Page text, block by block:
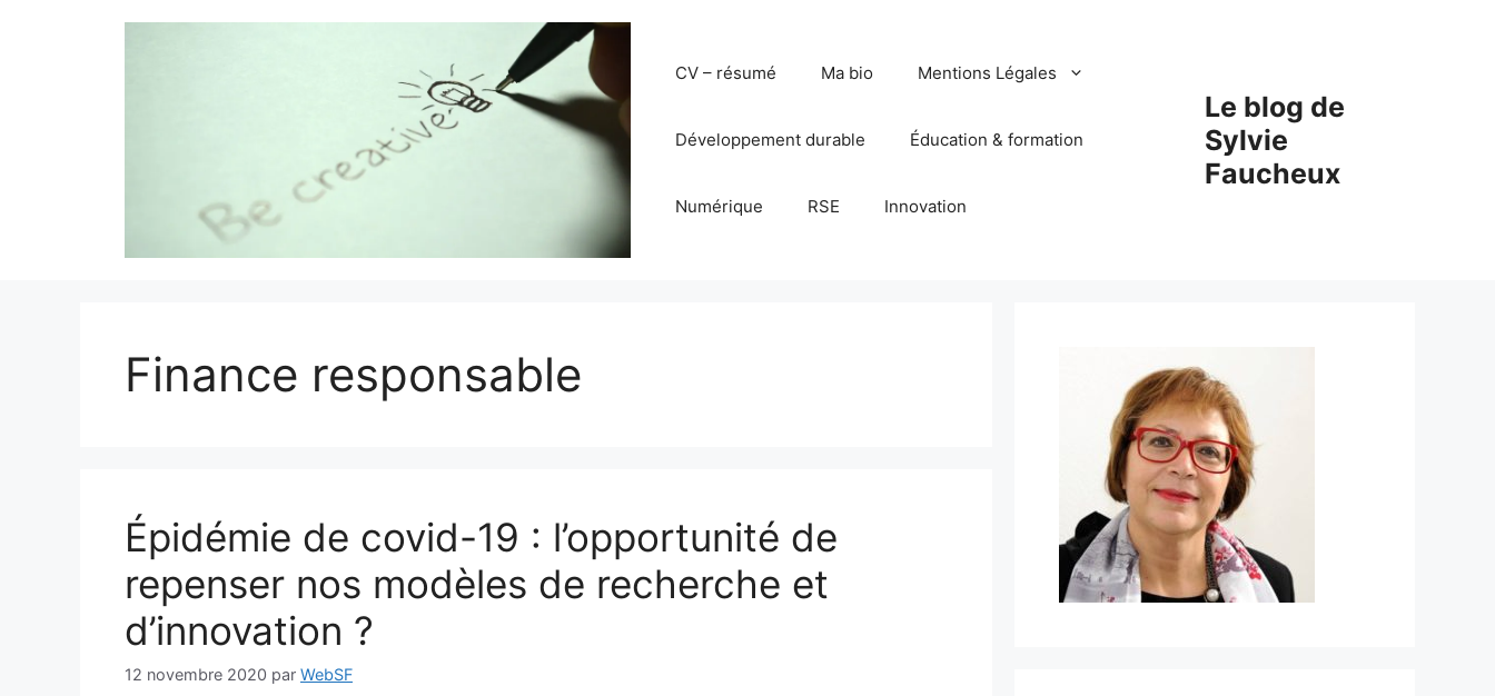
Le blog de
Sylvie
Faucheux
CV – résumé Ma bio Mentions Légales
Développement durable Éducation & formation
Numérique RSE Innovation
Finance responsable
Épidémie de covid-19 : l’opportunité de
repenser nos modèles de recherche et
d’innovation ?
12 novembre 2020 par WebSF